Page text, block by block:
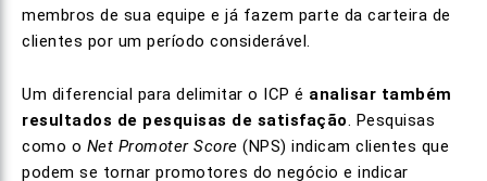
membros de sua equipe e já fazem parte da carteira de
clientes por um período considerável.
Um diferencial para delimitar o ICP é analisar também
resultados de pesquisas de satisfação. Pesquisas
como o Net Promoter Score (NPS) indicam clientes que
podem se tornar promotores do negócio e indicar